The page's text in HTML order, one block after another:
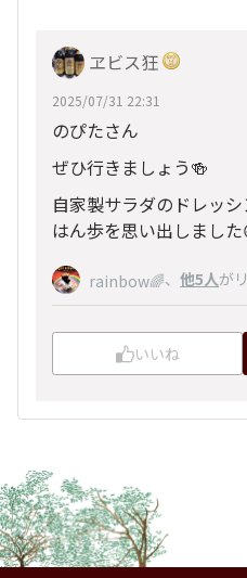
ヱビス狂
2025/07/31 22:31
のぴたさん
ぜひ行きましょう🍻
自家製サラダのドレッ
はん歩を思い出しまし
rainbow🌈、 他5人が
いいね